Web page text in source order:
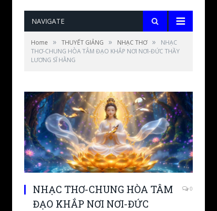
NAVIGATE
Home » THUYẾT GIẢNG » NHẠC THƠ »
NHẠC
THƠ-CHUNG HÒA TÂM ĐẠO KHẮP NƠI NƠI-ĐỨC THẦY
LƯƠNG SĨ HẰNG
NHẠC THƠ-CHUNG HÒA TÂM
ĐẠO KHẮP NƠI NƠI-ĐỨC
0